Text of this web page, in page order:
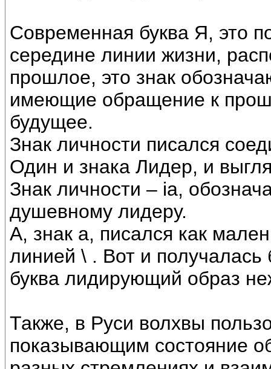
Современная буква Я, это
середине линии жизни,
прошлое, это знак
имеющие обращение к
будущее.
Знак личности писался
Один и знака Лидер, и
Знак личности – ia,
душевному лидеру.
А, знак а, писался как
линией \ . Вот и получалась
буква лидирующий образ
Также, в Руси волхвы
показывающим состояние